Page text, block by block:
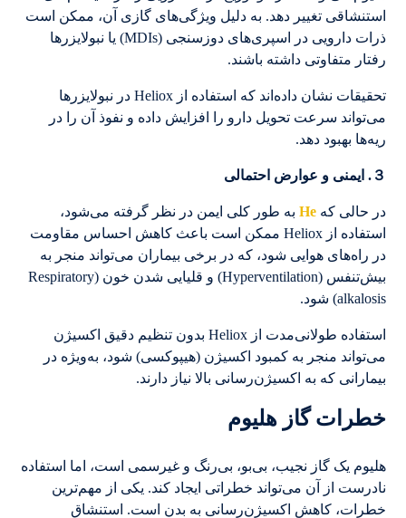
استنشاقی تغییر دهد. به دلیل ویژگی‌های گازی آن، ممکن است
ذرات دارویی در اسپری‌های دوزسنجی (MDIs) یا نبولایزرها
رفتار متفاوتی داشته باشند.
تحقیقات نشان داده‌اند که استفاده از Heliox در نبولایزرها
می‌تواند سرعت تحویل دارو را افزایش داده و نفوذ آن را در
ریه‌ها بهبود دهد.
３. ایمنی و عوارض احتمالی
در حالی کهHe به طور کلی ایمن در نظر گرفته می‌شود،
استفاده از Heliox ممکن است باعث کاهش احساس مقاومت
در راه‌های هوایی شود، که در برخی بیماران می‌تواند منجر به
بیش‌تنفس (Hyperventilation) و قلیایی شدن خون (Respiratory
alkalosis) شود.
استفاده طولانی‌مدت از Heliox بدون تنظیم دقیق اکسیژن
می‌تواند منجر به کمبود اکسیژن (هیپوکسی) شود، به‌ویژه در
بیمارانی که به اکسیژن‌رسانی بالا نیاز دارند.
خطرات گاز هلیوم
هلیوم یک گاز نجیب، بی‌بو، بی‌رنگ و غیرسمی است، اما استفاده
نادرست از آن می‌تواند خطراتی ایجاد کند. یکی از مهم‌ترین
خطرات، کاهش اکسیژن‌رسانی به بدن است. استنشاق